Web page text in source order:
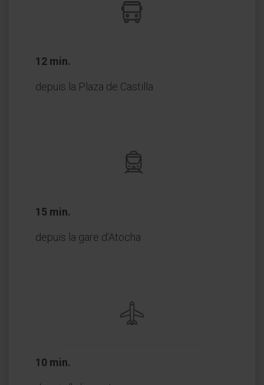
12 min.
depuis la Plaza de Castilla
15 min.
depuis la gare d'Atocha
10 min.